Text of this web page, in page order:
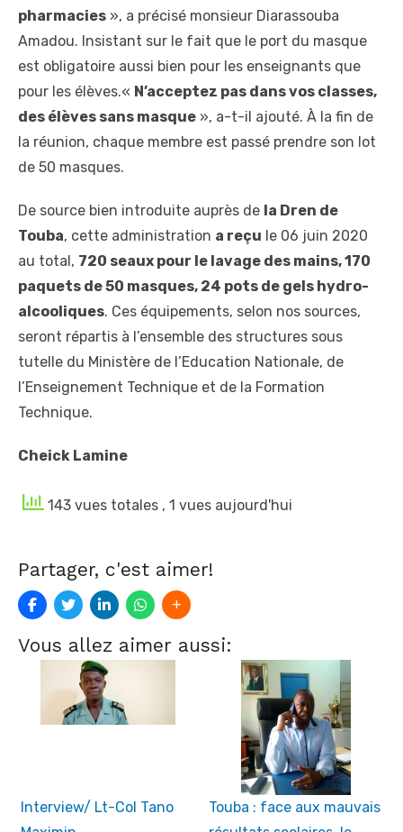
pharmacies », a précisé monsieur Diarassouba
Amadou. Insistant sur le fait que le port du masque
est obligatoire aussi bien pour les enseignants que
pour les élèves.« N’acceptez pas dans vos classes,
des élèves sans masque », a-t-il ajouté. À la fin de
la réunion, chaque membre est passé prendre son lot
de 50 masques.
De source bien introduite auprès de la Dren de
Touba, cette administration a reçu le 06 juin 2020
au total, 720 seaux pour le lavage des mains, 170
paquets de 50 masques, 24 pots de gels hydro-
alcooliques. Ces équipements, selon nos sources,
seront répartis à l’ensemble des structures sous
tutelle du Ministère de l’Education Nationale, de
l’Enseignement Technique et de la Formation
Technique.
Cheick Lamine
143 vues totales , 1 vues aujourd'hui
Partager, c'est aimer!
Vous allez aimer aussi:
Interview/ Lt-Col Tano
Touba : face aux mauvais